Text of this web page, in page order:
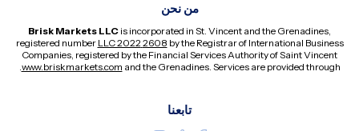
من نحن
Brisk Markets LLC is incorporated in St. Vincent and the Grenadines,
registered number
2608 LLC 2022 by the Registrar of International Business
Companies, registered by the Financial Services Authority of Saint Vincent
and the Grenadines. Services are provided through
www.briskmarkets.com
.
تابعنا